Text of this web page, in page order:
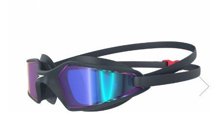
Costume profesionale inot